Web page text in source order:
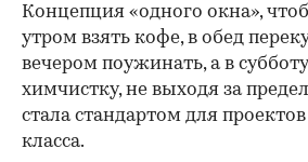
Концепция «одного окна»,
утром взять кофе, в обед
вечером поужинать, а в
химчистку, не выходя за
стала стандартом для
класса.